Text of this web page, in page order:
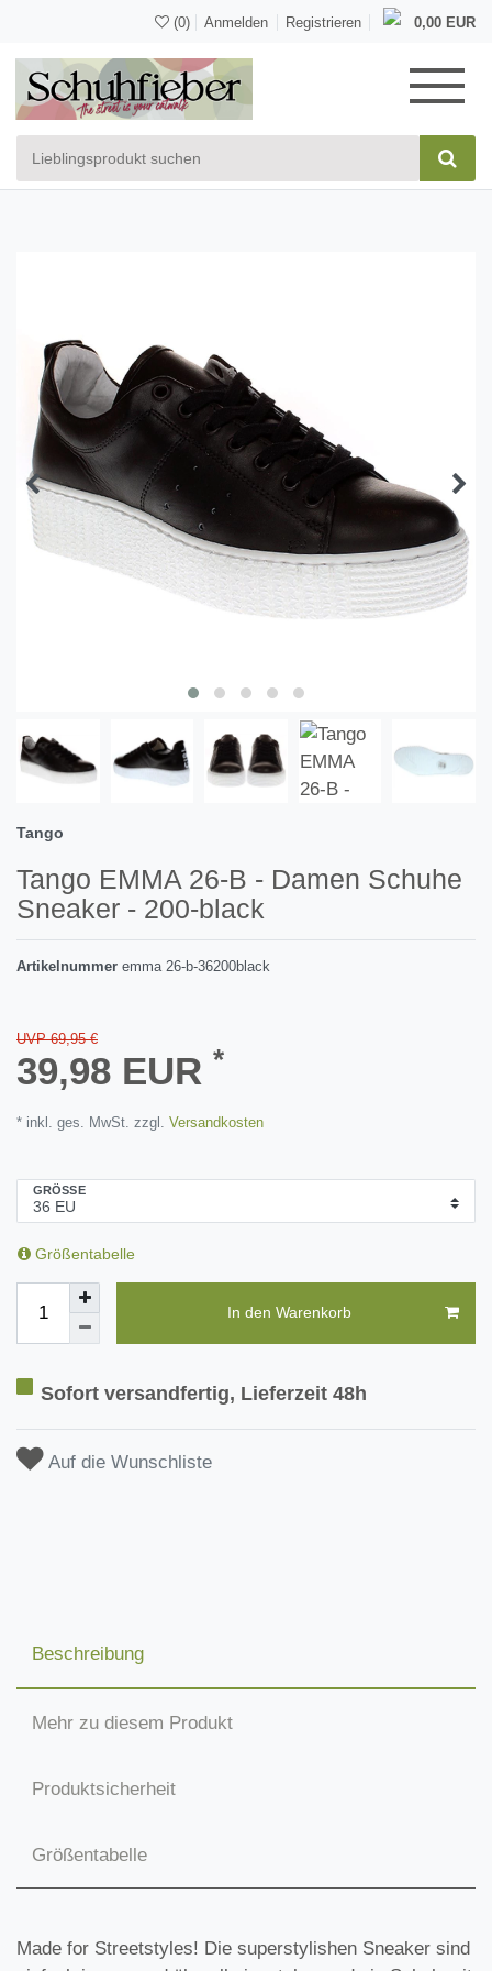
(0) Anmelden Registrieren 0,00 EUR
Tango
Tango EMMA 26-B - Damen Schuhe
Sneaker - 200-black
Artikelnummer emma 26-b-36200black
UVP 69,95 €
39,98 EUR *
* inkl. ges. MwSt. zzgl. Versandkosten
GRÖSSE
Größentabelle
In den Warenkorb
Sofort versandfertig, Lieferzeit 48h
Auf die Wunschliste
Beschreibung
Mehr zu diesem Produkt
Produktsicherheit
Größentabelle
Made for Streetstyles! Die superstylishen Sneaker sind